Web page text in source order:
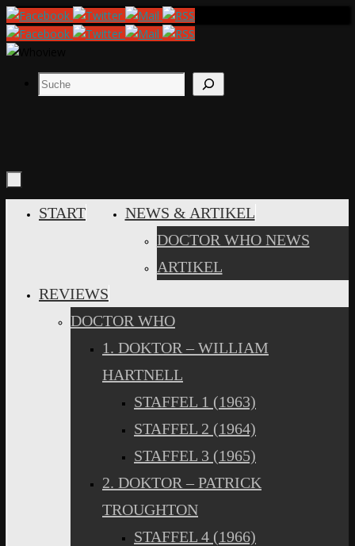
Zum
Inhalt
springen
Suchen
INHALT
START
NEWS & ARTIKEL
DOCTOR WHO NEWS
ARTIKEL
REVIEWS
DOCTOR WHO
1. DOKTOR – WILLIAM
HARTNELL
STAFFEL 1 (1963)
STAFFEL 2 (1964)
STAFFEL 3 (1965)
2. DOKTOR – PATRICK
TROUGHTON
STAFFEL 4 (1966)